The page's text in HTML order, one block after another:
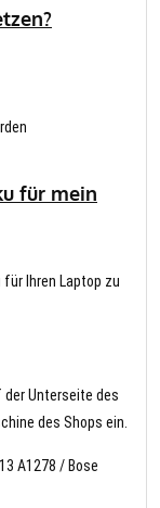
für mein
Ihren Laptop zu
der Unterseite des
des Shops ein.
A1278 / Bose